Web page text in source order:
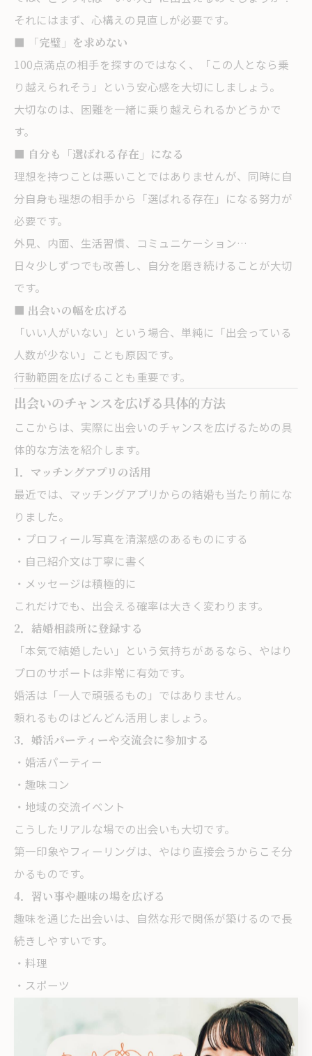
それにはまず、心構えの見直しが必要です。
■ 「完璧」を求めない
100点満点の相手を探すのではなく、「この人となら乗
り越えられそう」という安心感を大切にしましょう。
大切なのは、困難を一緒に乗り越えられるかどうかで
す。
■ 自分も「選ばれる存在」になる
理想を持つことは悪いことではありませんが、同時に自
分自身も理想の相手から「選ばれる存在」になる努力が
必要です。
外見、内面、生活習慣、コミュニケーション…
日々少しずつでも改善し、自分を磨き続けることが大切
です。
■ 出会いの幅を広げる
「いい人がいない」という場合、単純に「出会っている
人数が少ない」ことも原因です。
行動範囲を広げることも重要です。
出会いのチャンスを広げる具体的方法
ここからは、実際に出会いのチャンスを広げるための具
体的な方法を紹介します。
1．マッチングアプリの活用
最近では、マッチングアプリからの結婚も当たり前にな
りました。
・プロフィール写真を清潔感のあるものにする
・自己紹介文は丁寧に書く
・メッセージは積極的に
これだけでも、出会える確率は大きく変わります。
2．結婚相談所に登録する
「本気で結婚したい」という気持ちがあるなら、やはり
プロのサポートは非常に有効です。
婚活は「一人で頑張るもの」ではありません。
頼れるものはどんどん活用しましょう。
3．婚活パーティーや交流会に参加する
・婚活パーティー
・趣味コン
・地域の交流イベント
こうしたリアルな場での出会いも大切です。
第一印象やフィーリングは、やはり直接会うからこそ分
かるものです。
4．習い事や趣味の場を広げる
趣味を通じた出会いは、自然な形で関係が築けるので長
続きしやすいです。
・料理
・スポーツ
新しいことに挑戦することで、自分自身も成長し、魅力